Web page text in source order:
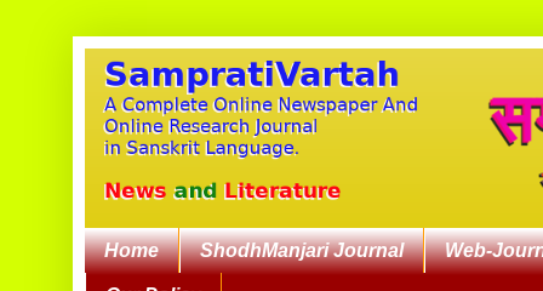
Home ShodhManjari Journal Web-